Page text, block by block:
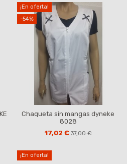
¡En oferta!
-54%
Chaqueta sin mangas dyneke
8028
17,02 € 37,00 €
¡En oferta!